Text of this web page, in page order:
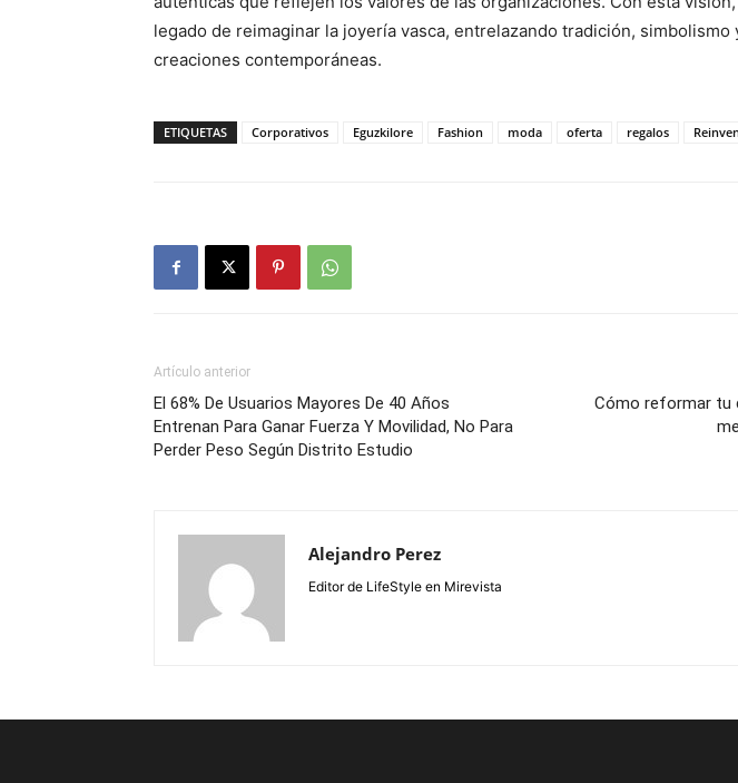
legado de reimaginar la joyería vasca, entrelazando tradición, simbolismo
creaciones contemporáneas.
ETIQUETAS Corporativos Eguzkilore Fashion moda oferta regalos
Artículo anterior
El 68% De Usuarios Mayores De 40 Años
Entrenan Para Ganar Fuerza Y Movilidad, No Para
Perder Peso Según Distrito Estudio
Cómo reformar tu
Alejandro Perez
Editor de LifeStyle en Mirevista